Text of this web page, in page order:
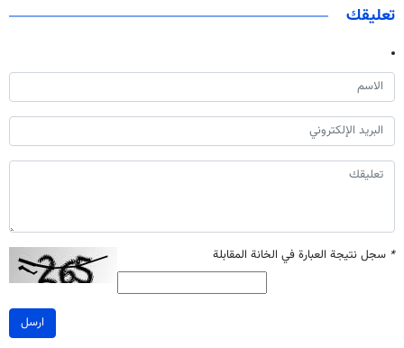
تعليقك
* سجل نتيجة العبارة في الخانة المقابلة
ارسل